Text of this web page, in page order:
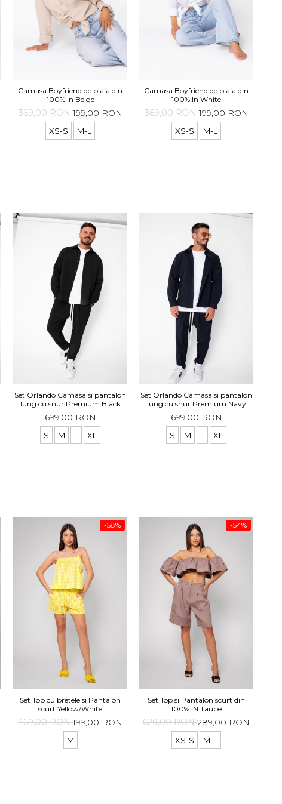
Camasa Boyfriend de plaja dIn
100% In Beige
369,00 RON199,00 RON
XS-S M-L
Camasa Boyfriend de plaja dIn
100% In White
369,00 RON199,00 RON
XS-S M-L
Set Orlando Camasa si pantalon
lung cu snur Premium Black
699,00 RON
S M L XL
Set Orlando Camasa si pantalon
lung cu snur Premium Navy
699,00 RON
S M L XL
-58%
Set Top cu bretele si Pantalon
scurt Yellow/White
469,00 RON199,00 RON
M
-54%
Set Top si Pantalon scurt din
100% IN Taupe
629,00 RON289,00 RON
XS-S M-L